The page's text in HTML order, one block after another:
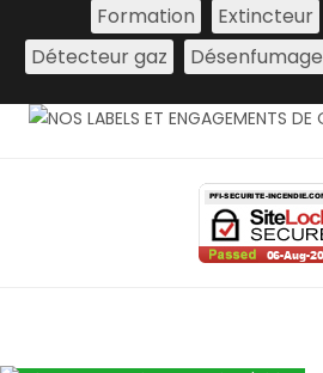
Formation
Extincteur
Détecteur gaz
Désenfumage